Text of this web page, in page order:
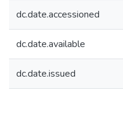
dc.date.accessioned
dc.date.available
dc.date.issued